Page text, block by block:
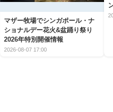
マザー牧場でシンガポール・ナ
ショナルデー花火&盆踊り祭り
2026年特別開催情報
2026-08-07 17:00